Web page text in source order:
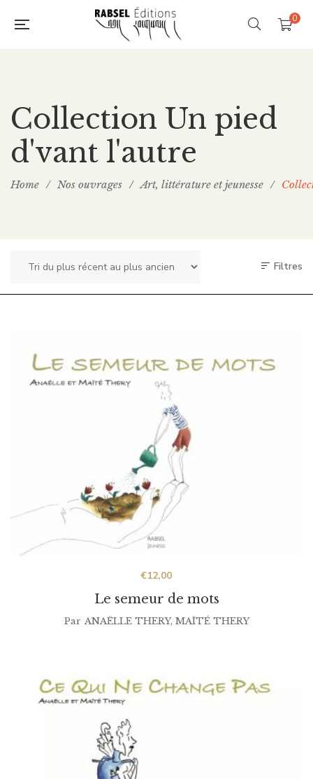
0
Collection Un pied
d'vant l'autre
Home / Nos ouvrages / Art, littérature et jeunesse /
Filtres
Le semeur de mots
€12,00
Par ANAËLLE THERY, MAÏTÉ THERY